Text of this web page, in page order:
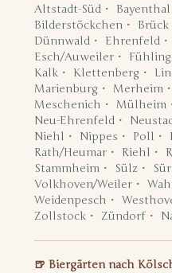
Altstadt-Süd
Bayenthal
Bilderstöckchen
Brück
Dünnwald
Ehrenfeld
Esch/Auweiler
Kalk
Klettenberg
Marienburg
Merheim
Meschenich
Mülheim
Neu-Ehrenfeld
Niehl
Nippes Poll
Rath/Heumar
Riehl
Stammheim
Sülz
Volkhoven/Weiler
Weidenpesch
Zollstock
Zündorf
🍺 Biergärten nach